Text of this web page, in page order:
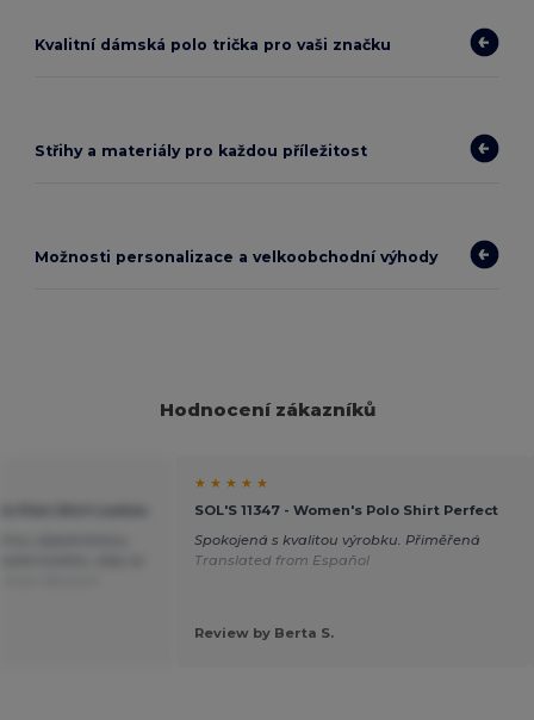
Kvalitní dámská polo trička pro vaši značku
Střihy a materiály pro každou příležitost
Možnosti personalizace a velkoobchodní výhody
Hodnocení zákazníků
★ ★ ★ ★ ★
SOL'S 11347 - Women's Polo Shirt Perfect
Spokojená s kvalitou výrobku. Přiměřená
Translated from Español
Review by Berta S.